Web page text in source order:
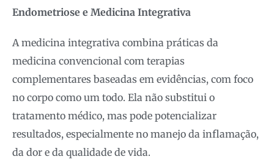
Endometriose e Medicina Integrativa
A medicina integrativa combina práticas da
medicina convencional com terapias
complementares baseadas em evidências, com foco
no corpo como um todo. Ela não substitui o
tratamento médico, mas pode potencializar
resultados, especialmente no manejo da inflamação,
da dor e da qualidade de vida.